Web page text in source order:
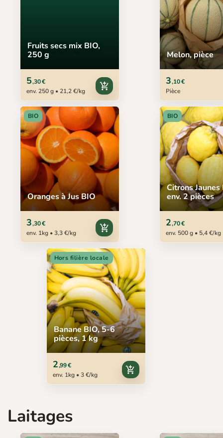
Fruits secs mix BIO,
250 g
5,30 €
env. 250 g • 21,2 €/kg
add_shopping_cart
Melon, pièce
3,10 €
Pièce
BIO
Oranges à Jus BIO
3,30 €
env. 1kg • 3,3 €/kg
add_shopping_cart
BIO
Citrons Jaunes
env. 2 pièces
2,70 €
env. 500 g • 5,4 €/kg
Hors filière locale
Banane BIO, 5-6
pièces, 1 kg
2,99 €
env. 1kg • 3 €/kg
add_shopping_cart
Laitages